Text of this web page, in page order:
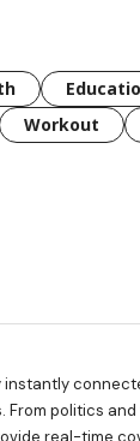
Workout
instantly
From politics
real-time